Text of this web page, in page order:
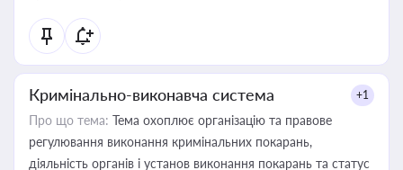
Кримінально-виконавча система +1
Про що тема: Тема охоплює організацію та правове
регулювання виконання кримінальних покарань,
діяльність органів і установ виконання покарань та статус